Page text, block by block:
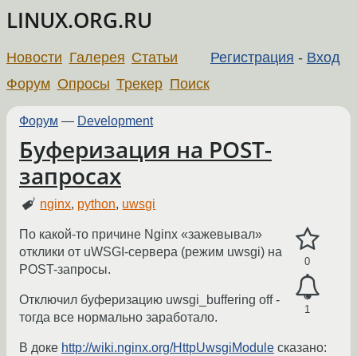
LINUX.ORG.RU
Регистрация - Вход
Новости Галерея Статьи
Форум Опросы Трекер Поиск
Форум — Development
Буферизация на POST-
запросах
nginx, python, uwsgi
0
1
По какой-то причине Nginx «зажевывал»
отклики от uWSGI-сервера (режим uwsgi) на
POST-запросы.
Отключил буферизацию uwsgi_buffering off -
тогда все нормально заработало.
В доке http://wiki.nginx.org/HttpUwsgiModule сказано: